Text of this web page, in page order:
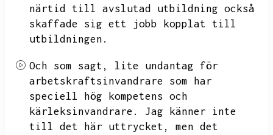
närtid till avslutad utbildning också
skaffade sig ett jobb kopplat till
utbildningen.
Och som sagt,
lite undantag för
arbetskraftsinvandrare som har
speciell hög kompetens och
kärleksinvandrare.
Jag känner inte
till det här uttrycket,
men det